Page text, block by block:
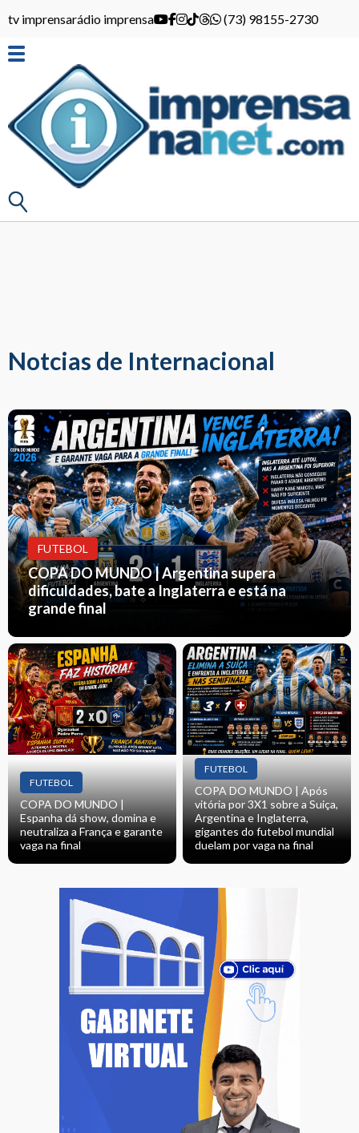
tv imprensarádio imprensa (73) 98155-2730
Notcias de Internacional
FUTEBOL
COPA DO MUNDO | Argentina supera
dificuldades, bate a Inglaterra e está na
grande final
FUTEBOL
COPA DO MUNDO |
Espanha dá show, domina e
neutraliza a França e garante
vaga na final
FUTEBOL
COPA DO MUNDO | Após
vitória por 3X1 sobre a Suiça,
Argentina e Inglaterra,
gigantes do futebol mundial
duelam por vaga na final